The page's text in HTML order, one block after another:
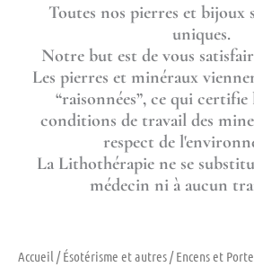
Accueil /Ésotérisme et autres/Encens et
Toutes nos pierres et bijoux
uniques.
Notre but est de vous
Les pierres et minéraux
“raisonnées”, ce qui certifie
conditions de travail des
respect de
La Lithothérapie ne se
médecin ni à aucun